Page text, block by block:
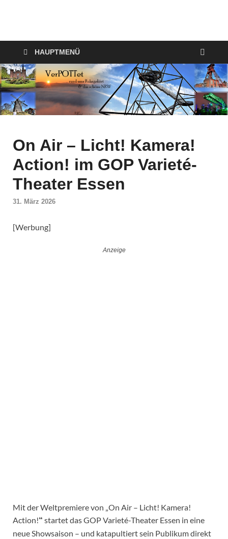
VerPOTTet
HAUPTMENÜ
On Air – Licht! Kamera!
Action! im GOP Varieté-
Theater Essen
31. März 2026
[Werbung]
Mit der Weltpremiere von „On Air – Licht! Kamera!
Action!“ startet das GOP Varieté-Theater Essen in eine
neue Showsaison – und katapultiert sein Publikum direkt